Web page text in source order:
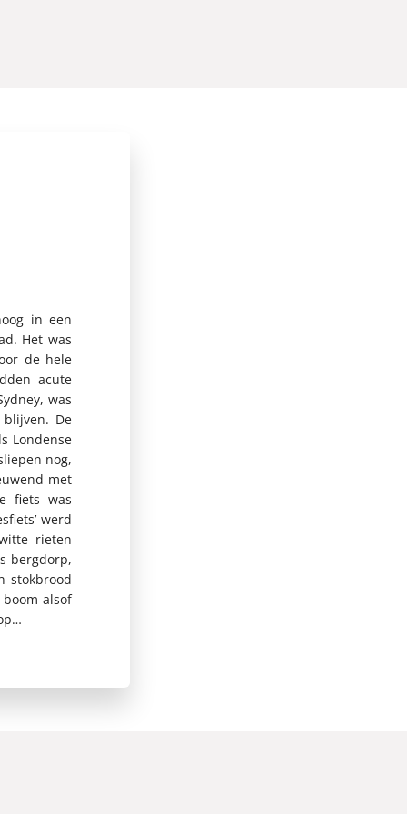
in een
Het was
de hele
acute
was
De
Londense
nog,
met
fiets was
werd
rieten
bergdorp,
stokbrood
alsof